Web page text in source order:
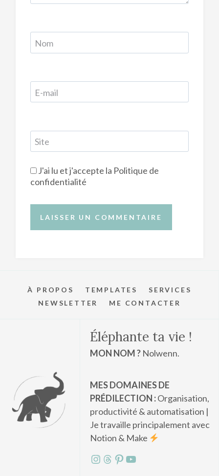
Nom
E-mail
Site
J'ai lu et j'accepte la Politique de
confidentialité
À PROPOS TEMPLATES
SERVICES
NEWSLETTER
ME CONTACTER
Éléphante ta vie !
MON NOM ?Nolwenn.
MES DOMAINES DE
PRÉDILECTION :Organisation,
productivité & automatisation |
Je travaille principalement avec
Notion & Make
Instagram
Threads
Pinterest
YouTube